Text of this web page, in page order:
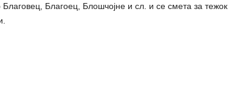
Благоец, Блошчојне и сл. и се смета за тежок